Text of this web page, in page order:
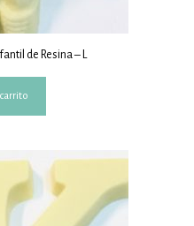
de Resina – L